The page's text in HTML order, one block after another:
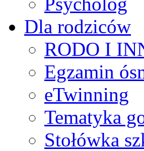
Dla rodziców
RODO I
Egzamin
eTwinning
Tematyka
Stołówka